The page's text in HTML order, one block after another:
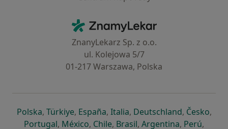
ZnamyLekar - Hlavní stránka
ZnanyLekarz Sp. z o.o.
ul. Kolejowa 5/7
01-217 Warszawa, Polska
Polskase otevře v nové záložce
, Türkiyese otevře v nové záložce
, Españase otevře v nové záložce
, Italiase otevře v nové záložce
, Deutschlandse otevře v
, Českose
,
Portugalse otevře v nové záložce
, Méxicose otevře v nové záložce
, Chilese otevře v nové záložce
, Brasilse otevře v nové
, Argentinase otevře v
, Perúse
,